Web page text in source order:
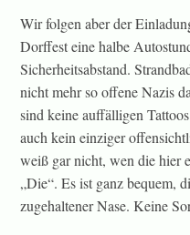
Wir folgen aber der
Dorffest eine halbe
Sicherheitsabstand.
nicht mehr so offene Nazis
sind keine auffälligen
auch kein einziger
weiß gar nicht, wen die hier
„Die“. Es ist ganz bequem,
zugehaltener Nase. Keine